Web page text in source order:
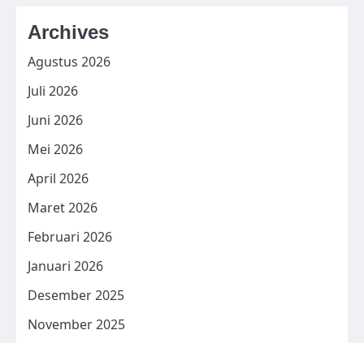
Archives
Agustus 2026
Juli 2026
Juni 2026
Mei 2026
April 2026
Maret 2026
Februari 2026
Januari 2026
Desember 2025
November 2025